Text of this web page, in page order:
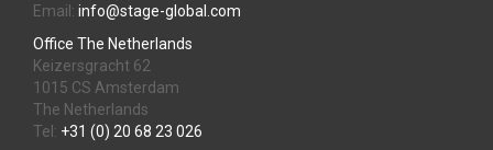
Email: info@stage-global.com
Office The Netherlands
Keizersgracht 62
1015 CS Amsterdam
The Netherlands
Tel: +31 (0) 20 68 23 026